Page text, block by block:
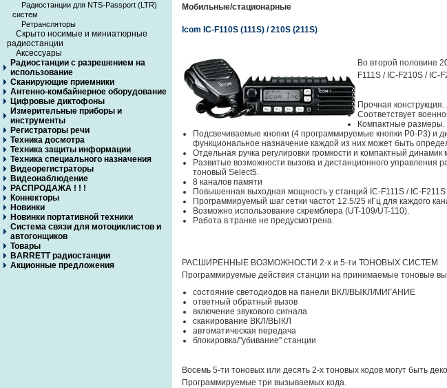
Радиостанции для NTS-Passport (LTR)
систем
Ретрансляторы
Скрыто носимые и миниатюрные
радиостанции
Аксессуары
Радиостанции с разрешением на
использование
Сканирующие приемники
Антенно-комбайнерное оборудование
Цифровые диктофоны
Измерительные приборы и
инструменты
Регистраторы речи
Техника досмотра
Техника защиты информации
Техника специального назначения
Видеорегистраторы
Видеонаблюдение
РАСПРОДАЖА ! ! !
Коннекторы
Новинки
Новинки портативной техники
Система связи для мотоциклистов и
автогонщиков
Товары
BARRETT радиостанции
Акционные предложения
Мобильные/стационарные
Icom IC-F110S (111S) / 210S (211S)
Во второй половине
F111S / IC-F210S / IC-
Прочная
Соответствует
Компактные размеры.
Подсвечиваемые кнопки (4 программируемые кнопки P0-P3) и
функциональное назначение каждой из них может быть
Отдельная ручка регулировки громкости и компактный
Развитые возможности вызова и дистанционного управления
тоновый Select5.
8 каналов памяти
Повышенная выходная мощность у станций IC-F111S / IC-F211S
Программируемый шаг сетки частот 12.5/25 кГц для каждого
Возможно использование скремблера (UT-109/UT-110).
Работа в транке не предусмотрена.
РАСШИРЕННЫЕ ВОЗМОЖНОСТИ 2-х и 5-ти ТОНОВЫХ СИСТЕМ
Программируемые действия станции на принимаемые тоновые
состояние светодиодов на панели ВКЛ/ВЫКЛ/МИГАНИЕ
ответный обратный вызов
включение звукового сигнала
сканирование ВКЛ/ВЫКЛ
автоматическая передача
блокировка/"убивание" станции
Восемь 5-ти тоновых или десять 2-х тоновых кодов могут быть
Программируемые три вызываемых кода.